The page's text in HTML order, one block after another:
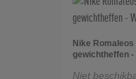
Nike
gewichtheffen -
Niet